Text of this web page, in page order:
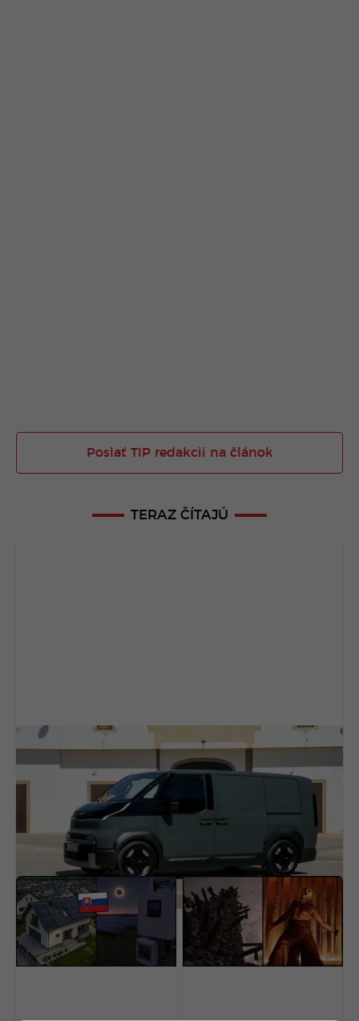
Poslať TIP redakcii na článok
TERAZ ČÍTAJÚ
Záujem ľudí je ohromujúci, tvrdí riaditeľ.
Elektrická Kia valcuje konkurenciu v Európe
Zatmenie Slnka oberie
európsku fotovoltiku až
o 9,7 GW výkonu. Koľko
stratia Slováci?
Nedocenený klenot
práve dorazil online aj s
dabingom. Na jednom
mieste sú všetky filmy